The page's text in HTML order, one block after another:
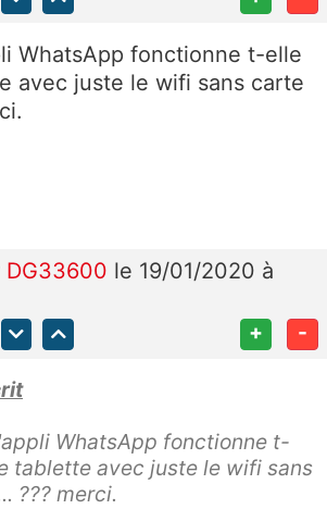
WhatsApp fonctionne t-elle
avec juste le wifi sans carte
DG33600 le 19/01/2020 à
+ -
WhatsApp fonctionne t-
tablette avec juste le wifi sans
??? merci.